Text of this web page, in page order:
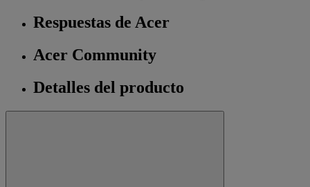
Respuestas de Acer
Acer Community
Detalles del producto